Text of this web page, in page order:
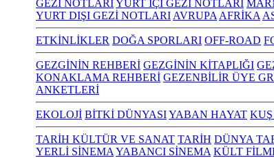
GEZİ NOTLARIYURT İÇİ GEZİ NOTLARI
YURT DIŞI GEZİ NOTLARI AVRUPA AFRİKA
ETKİNLİKLER DOĞA SPORLARI OFF-ROAD
GEZGİNİN REHBERİ GEZGİNİN KİTAPLIĞI
KONAKLAMA REHBERİ GEZENBİLİR ÜYE
ANKETLERİ
EKOLOJİ BİTKİ DÜNYASIYABAN HAYAT
TARİH KÜLTÜR VE SANAT TARİH DÜNYA
YERLİ SİNEMA YABANCI SİNEMA KÜLT